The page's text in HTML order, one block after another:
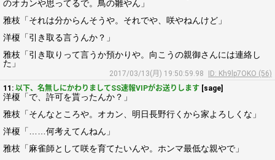
のオカンや思ってるで。鳥の雛やん」
雅枝「それは分からんそうや。それでや、咲やねんけど」
洋榎「引き取る言うんか？」
雅枝「引き取りって言うか預かりや。向こうの親御さんには連絡し
た」
2017/03/13(月) 19:50:59.98
ID: Kh9lp7OKO (56)
11: 以下、名無しにかわりましてSS速報VIPがお送りします [sage]
洋榎「で、許可を貰ったんか？」
雅枝「そんなところや。オカン、明日長野行くから家よろしくな」
洋榎「……何考えてんねん」
雅枝「麻雀師として咲を育てたいんや。ホンマ最低な親やで」